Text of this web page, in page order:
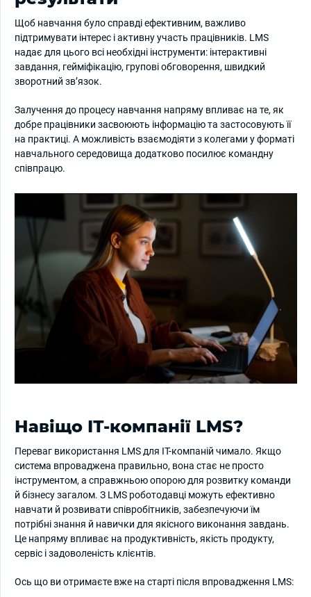
Щоб навчання було справді ефективним, важливо
підтримувати інтерес і активну участь працівників. LMS
надає для цього всі необхідні інструменти: інтерактивні
завдання, гейміфікацію, групові обговорення, швидкий
зворотний зв’язок.
Залучення до процесу навчання напряму впливає на те, як
добре працівники засвоюють інформацію та застосовують її
на практиці. А можливість взаємодіяти з колегами у форматі
навчального середовища додатково посилює командну
співпрацю.
Навіщо ІТ-компанії LMS?
Переваг використання LMS для ІТ-компаній чимало. Якщо
система впроваджена правильно, вона стає не просто
інструментом, а справжньою опорою для розвитку команди
й бізнесу загалом. З LMS роботодавці можуть ефективно
навчати й розвивати співробітників, забезпечуючи їм
потрібні знання й навички для якісного виконання завдань.
Це напряму впливає на продуктивність, якість продукту,
сервіс і задоволеність клієнтів.
Ось що ви отримаєте вже на старті після впровадження LMS: